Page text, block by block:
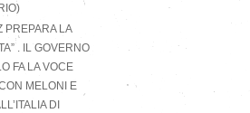
PREPARA LA
. IL GOVERNO
FA LA VOCE
MELONI E
DI